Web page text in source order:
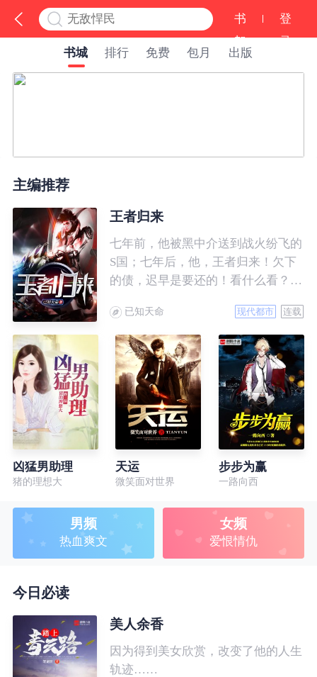
书
架
登
录
书城
排行 免费 包月 出版
主编推荐
王者归来
七年前，他被黑中介送到战火纷飞的
S国；七年后，他，王者归来！欠下
的债，迟早是要还的！看什么看？说
已知天命 现代都市 连载
凶猛男助理
猪的理想大
天运
微笑面对世界
步步为赢
一路向西
男频
热血爽文
女频
爱恨情仇
今日必读
美人余香
因为得到美女欣赏，改变了他的人生
轨迹……